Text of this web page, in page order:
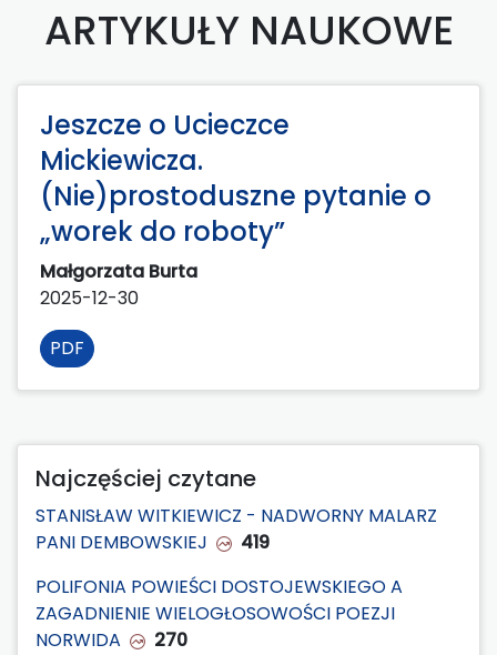
ARTYKUŁY NAUKOWE
Jeszcze o Ucieczce
Mickiewicza.
(Nie)prostoduszne pytanie o
„worek do roboty”
Małgorzata Burta
2025-12-30
PDF
Najczęściej czytane
STANISŁAW WITKIEWICZ - NADWORNY MALARZ
PANI DEMBOWSKIEJ
419
POLIFONIA POWIEŚCI DOSTOJEWSKIEGO A
ZAGADNIENIE WIELOGŁOSOWOŚCI POEZJI
NORWIDA
270